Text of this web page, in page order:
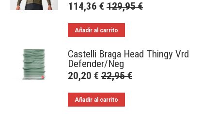
114,36 € 129,95€
Añadir al carrito
Castelli Braga Head Thingy Vrd
Defender/Neg
20,20 € 22,95€
Añadir al carrito